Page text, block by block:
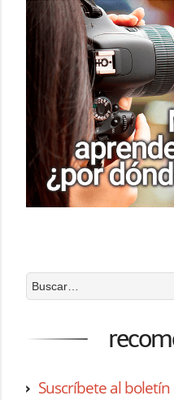
Suscríbete al